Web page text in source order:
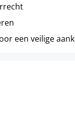
een veilige